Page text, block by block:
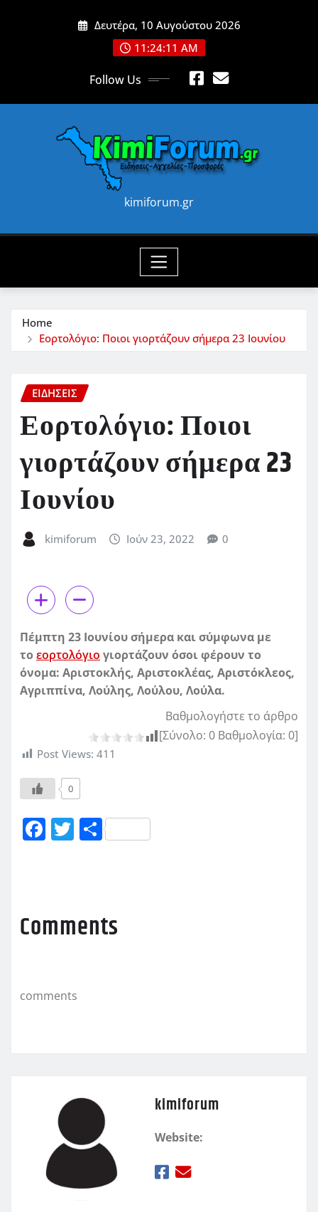
Δευτέρα, 10 Αυγούστου 2026
11:24:13 AM
Follow Us
kimiforum.gr
Home
Εορτολόγιο: Ποιοι γιορτάζουν σήμερα 23 Ιουνίου
ΕΙΔΗΣΕΙΣ
Εορτολόγιο: Ποιοι
γιορτάζουν σήμερα 23
Ιουνίου
kimiforum Ιούν 23, 2022 0
Πέμπτη 23 Ιουνίου σήμερα και σύμφωνα με
το εορτολόγιο γιορτάζουν όσοι φέρουν το
όνομα: Αριστοκλής, Αριστοκλέας, Αριστόκλεος,
Αγριππίνα, Λούλης, Λούλου, Λούλα.
Βαθμολογήστε το άρθρο
[Σύνολο: 0 Βαθμολογία: 0]
Post Views: 411
0
F
b
o
k
T
r
Μ
σ
τ
Comments
comments
kimiforum
Website: